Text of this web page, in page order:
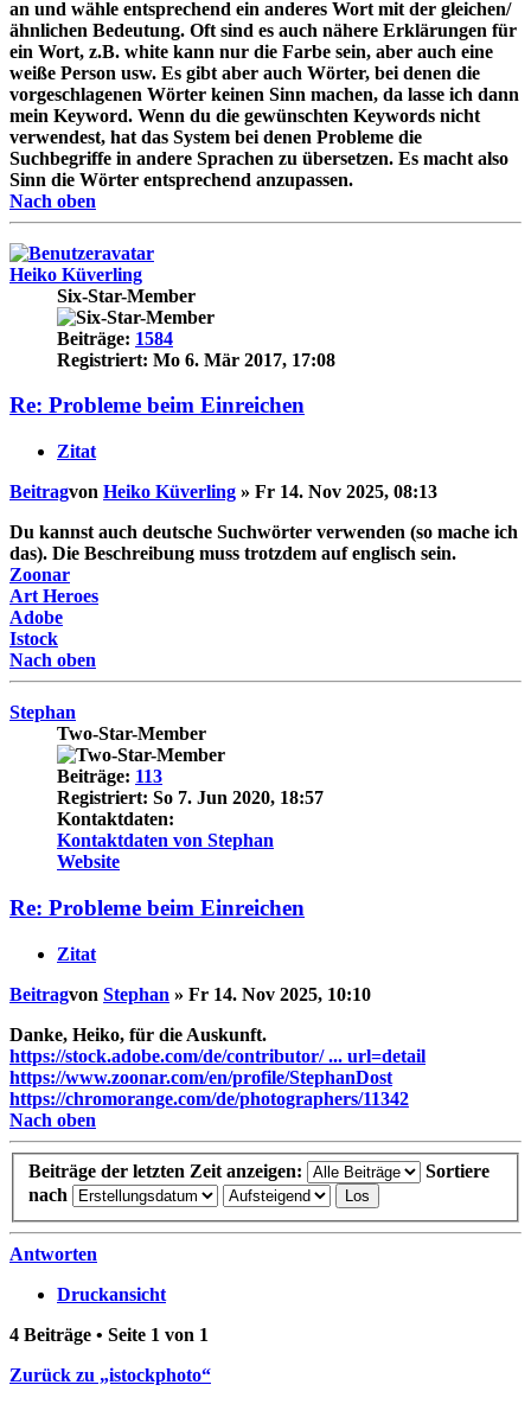
an und wähle entsprechend ein anderes Wort mit der gleichen/
ähnlichen Bedeutung. Oft sind es auch nähere Erklärungen für
ein Wort, z.B. white kann nur die Farbe sein, aber auch eine
weiße Person usw. Es gibt aber auch Wörter, bei denen die
vorgeschlagenen Wörter keinen Sinn machen, da lasse ich dann
mein Keyword. Wenn du die gewünschten Keywords nicht
verwendest, hat das System bei denen Probleme die
Suchbegriffe in andere Sprachen zu übersetzen. Es macht also
Sinn die Wörter entsprechend anzupassen.
Nach oben
Heiko Küverling
Six-Star-Member
Beiträge: 1584
Registriert: Mo 6. Mär 2017, 17:08
Re: Probleme beim Einreichen
Zitat
Beitragvon Heiko Küverling » Fr 14. Nov 2025, 08:13
Du kannst auch deutsche Suchwörter verwenden (so mache ich
das). Die Beschreibung muss trotzdem auf englisch sein.
Zoonar
Art Heroes
Adobe
Istock
Nach oben
Stephan
Two-Star-Member
Beiträge: 113
Registriert: So 7. Jun 2020, 18:57
Kontaktdaten:
Kontaktdaten von Stephan
Website
Re: Probleme beim Einreichen
Zitat
Beitragvon Stephan » Fr 14. Nov 2025, 10:10
Danke, Heiko, für die Auskunft.
https://stock.adobe.com/de/contributor/ ... url=detail
https://www.zoonar.com/en/profile/StephanDost
https://chromorange.com/de/photographers/11342
Nach oben
Beiträge der letzten Zeit anzeigen:
Sortiere
nach
Antworten
Druckansicht
4 Beiträge • Seite 1 von 1
Zurück zu „istockphoto“